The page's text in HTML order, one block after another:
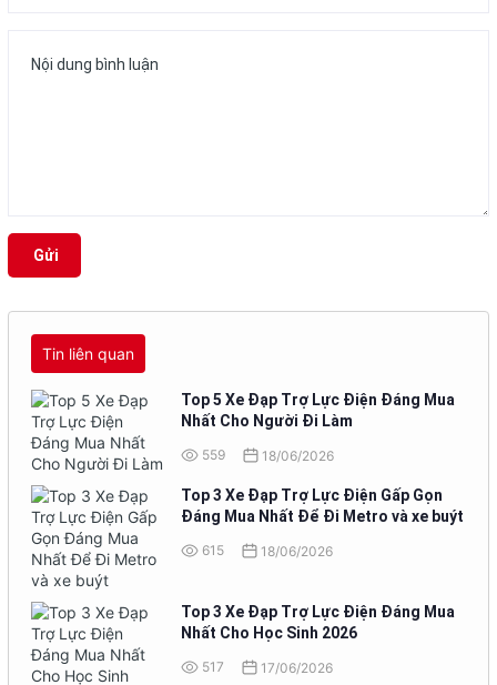
Gửi
Tin liên quan
Top 5 Xe Đạp Trợ Lực Điện Đáng Mua
Nhất Cho Người Đi Làm
559 18/06/2026
Top 3 Xe Đạp Trợ Lực Điện Gấp Gọn
Đáng Mua Nhất Để Đi Metro và xe buýt
615 18/06/2026
Top 3 Xe Đạp Trợ Lực Điện Đáng Mua
Nhất Cho Học Sinh 2026
517 17/06/2026